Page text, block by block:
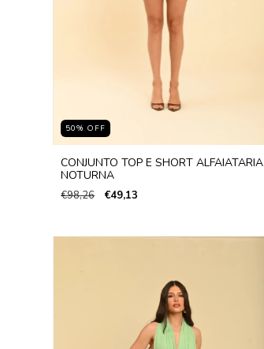
50% OFF
CONJUNTO TOP E SHORT ALFAIATARIA
NOTURNA
€98,26 €49,13